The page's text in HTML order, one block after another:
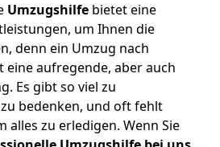
Umzugshilfe bietet eine
um Ihnen die
denn ein Umzug nach
eine aufregende, aber auch
Es gibt so viel zu
bedenken, und oft fehlt
alles zu erledigen. Wenn Sie